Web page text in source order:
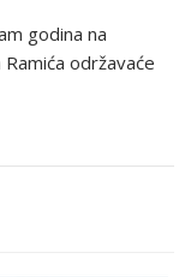
godina na
održavaće